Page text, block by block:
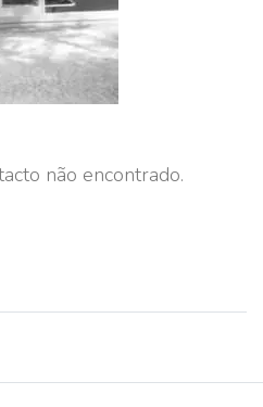
não encontrado.